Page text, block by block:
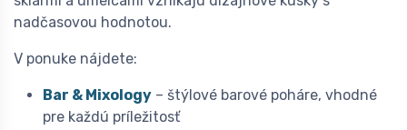
nadčasovou hodnotou.
V ponuke nájdete:
Bar & Mixology – štýlové barové poháre, vhodné
pre každú príležitosť